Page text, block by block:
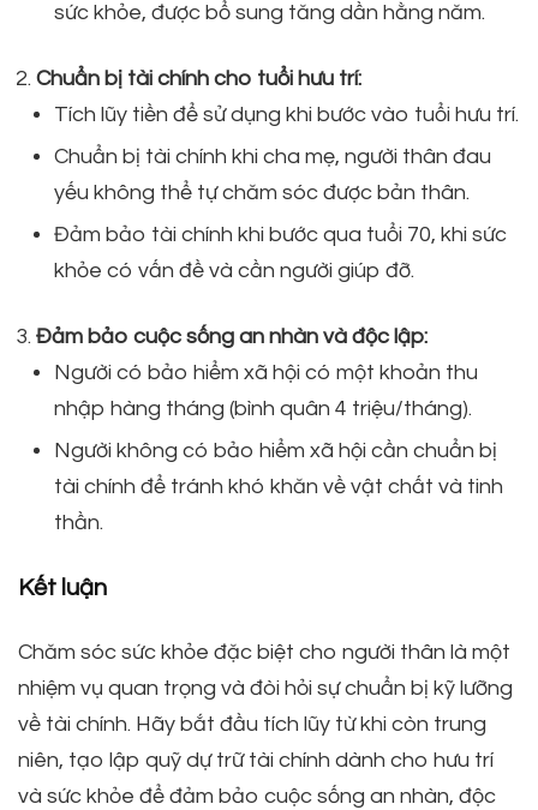
sức khỏe, được bổ sung tăng dần hằng năm.
Chuẩn bị tài chính cho tuổi hưu trí:
Tích lũy tiền để sử dụng khi bước vào tuổi hưu trí.
Chuẩn bị tài chính khi cha mẹ, người thân đau
yếu không thể tự chăm sóc được bản thân.
Đảm bảo tài chính khi bước qua tuổi 70, khi sức
khỏe có vấn đề và cần người giúp đỡ.
Đảm bảo cuộc sống an nhàn và độc lập:
Người có bảo hiểm xã hội có một khoản thu
nhập hàng tháng (bình quân 4 triệu/tháng).
Người không có bảo hiểm xã hội cần chuẩn bị
tài chính để tránh khó khăn về vật chất và tinh
thần.
Kết luận
Chăm sóc sức khỏe đặc biệt cho người thân là một
nhiệm vụ quan trọng và đòi hỏi sự chuẩn bị kỹ lưỡng
về tài chính. Hãy bắt đầu tích lũy từ khi còn trung
niên, tạo lập quỹ dự trữ tài chính dành cho hưu trí
và sức khỏe để đảm bảo cuộc sống an nhàn, độc